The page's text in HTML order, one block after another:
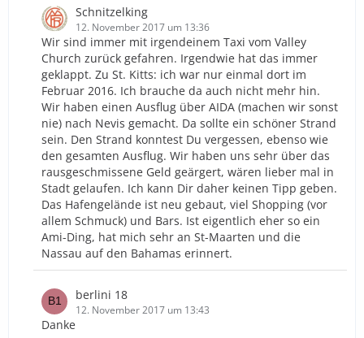
Schnitzelking
12. November 2017 um 13:36
Wir sind immer mit irgendeinem Taxi vom Valley
Church zurück gefahren. Irgendwie hat das immer
geklappt. Zu St. Kitts: ich war nur einmal dort im
Februar 2016. Ich brauche da auch nicht mehr hin.
Wir haben einen Ausflug über AIDA (machen wir sonst
nie) nach Nevis gemacht. Da sollte ein schöner Strand
sein. Den Strand konntest Du vergessen, ebenso wie
den gesamten Ausflug. Wir haben uns sehr über das
rausgeschmissene Geld geärgert, wären lieber mal in
Stadt gelaufen. Ich kann Dir daher keinen Tipp geben.
Das Hafengelände ist neu gebaut, viel Shopping (vor
allem Schmuck) und Bars. Ist eigentlich eher so ein
Ami-Ding, hat mich sehr an St-Maarten und die
Nassau auf den Bahamas erinnert.
berlini 18
12. November 2017 um 13:43
Danke